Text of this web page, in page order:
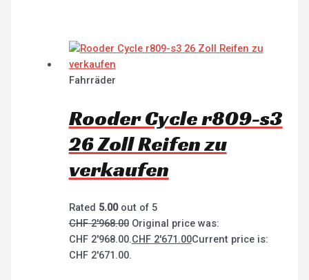
Fahrräder
Rooder Cycle r809-s3
26 Zoll Reifen zu
verkaufen
Rated 5.00out of 5
CHF2'968.00 Original price was:
CHF 2'968.00.CHF2'671.00Current price is:
CHF 2'671.00.